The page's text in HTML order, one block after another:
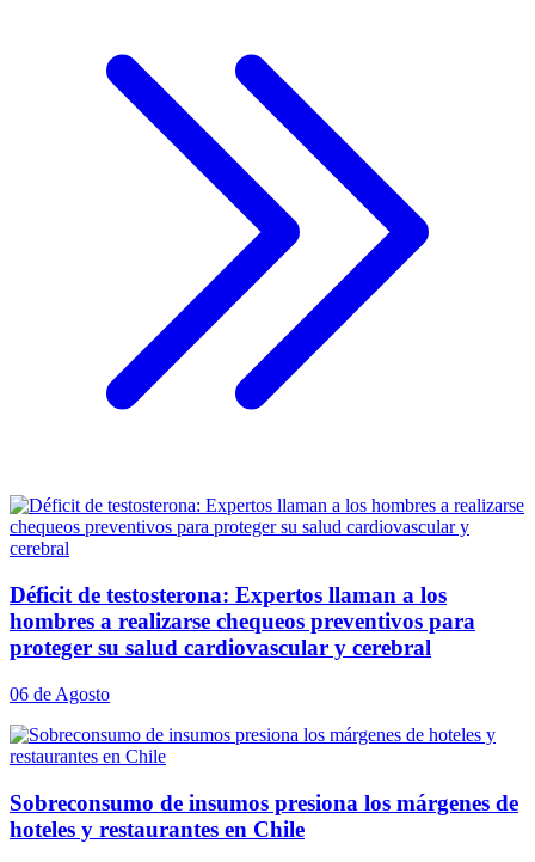
Déficit de testosterona: Expertos llaman a los
hombres a realizarse chequeos preventivos para
proteger su salud cardiovascular y cerebral
06 de Agosto
Sobreconsumo de insumos presiona los márgenes de
hoteles y restaurantes en Chile